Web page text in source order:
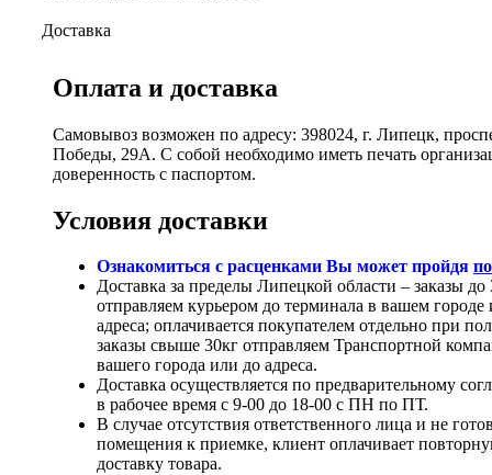
Доставка
Оплата и доставка
Самовывоз возможен по адресу: 398024, г. Липецк,
Победы, 29А. С собой необходимо иметь печать
доверенность с паспортом.
Условия доставки
Ознакомиться с расценками Вы может пройдя
Доставка за пределы Липецкой области – заказы до
отправляем курьером до терминала в вашем городе
адреса; оплачивается покупателем отдельно при
заказы свыше 30кг отправляем Транспортной
вашего города или до адреса.
Доставка осуществляется по предварительному
в рабочее время с 9-00 до 18-00 с ПН по ПТ.
В случае отсутствия ответственного лица и не
помещения к приемке, клиент оплачивает
доставку товара.